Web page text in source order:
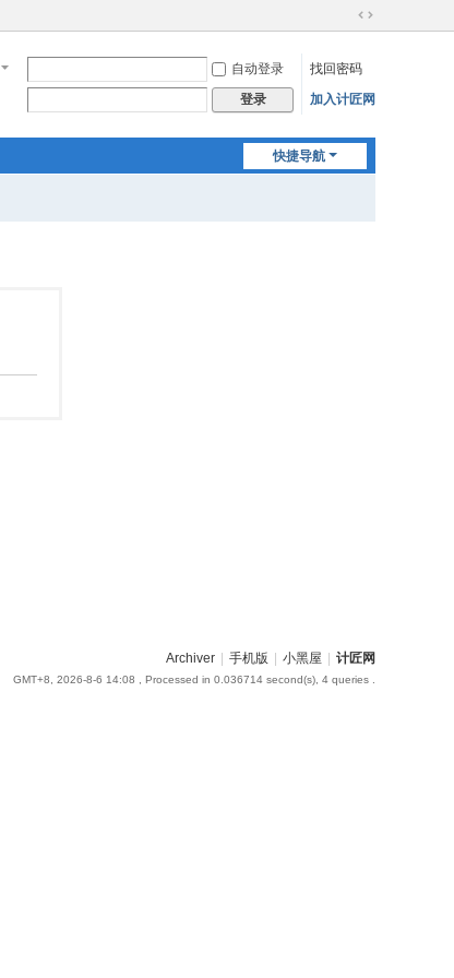
切
到
宽
自动登录
找回密码
登录 加入计匠网
快捷导航
Archiver 手机版 小黑屋 计匠网
GMT+8, 2026-8-6 14:08 , Processed in 0.036714 second(s), 4 queries .